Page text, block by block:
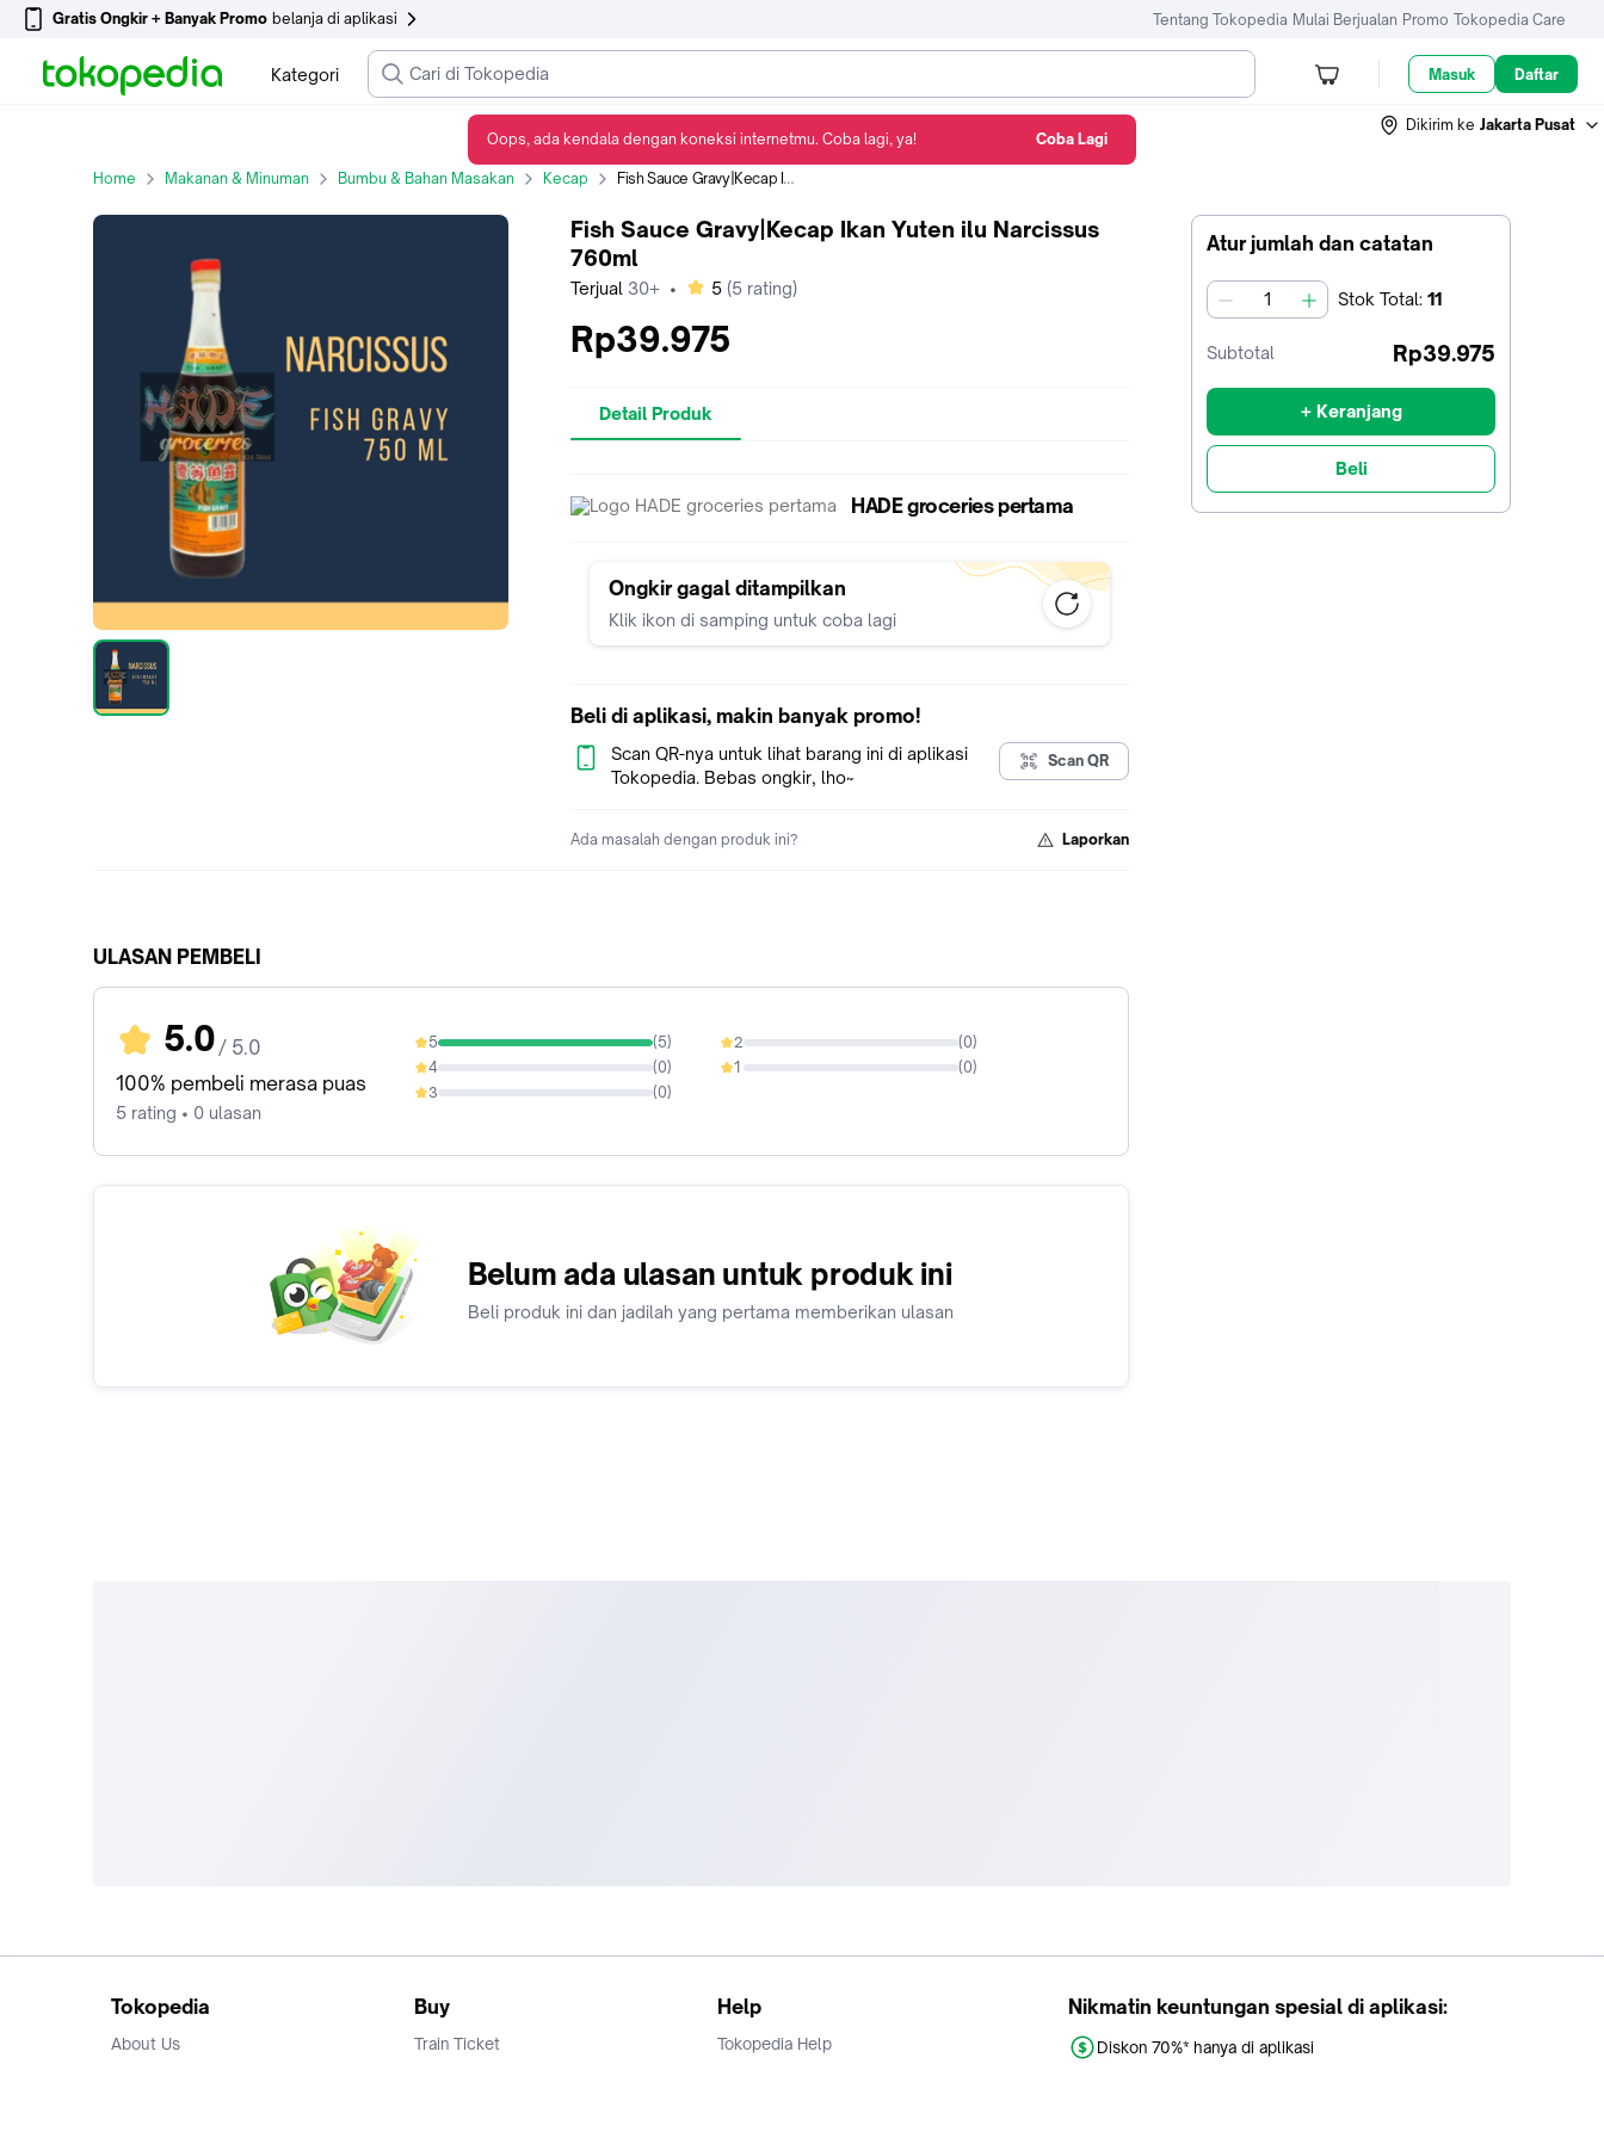
Gratis Ongkir + Banyak Promo belanja di aplikasi Tentang Tokopedia Mulai Berjualan Promo Tokopedia Care
Kategori Masuk Daftar
Dikirim ke Jakarta Pusat
Home Makanan & Minuman Bumbu & Bahan Masakan Kecap Fish Sauce Gravy|Kecap Ikan Yuten ilu Narcissus 760ml
Atur jumlah dan catatan
jumlah Stok Total: 11
Subtotal Rp39.975
+ Keranjang
Beli
Fish Sauce Gravy|Kecap Ikan Yuten ilu Narcissus
760ml
Terjual 30+ • bintang
5 (5 rating)
Rp39.975
Detail Produk
HADE groceries pertama
Ongkir gagal ditampilkan
Klik ikon di samping untuk coba lagi
Beli di aplikasi, makin banyak promo!
Scan QR-nya untuk lihat barang ini di aplikasi
Tokopedia. Bebas ongkir, lho~
Scan QR
Ada masalah dengan produk ini? Laporkan
ULASAN PEMBELI
5.0 / 5.0
100% pembeli merasa puas
5 rating • 0 ulasan
5 (5)
100%
4 (0)
0%
3 (0)
0%
2 (0)
0%
1 (0)
0%
Belum ada ulasan untuk produk ini
Beli produk ini dan jadilah yang pertama memberikan ulasan
Tokopedia
About Us
Buy
Train Ticket
Help
Tokopedia Help
Nikmatin keuntungan spesial di aplikasi:
Diskon 70%* hanya di aplikasi
Oops, ada kendala dengan koneksi internetmu. Coba lagi, ya! Coba Lagi